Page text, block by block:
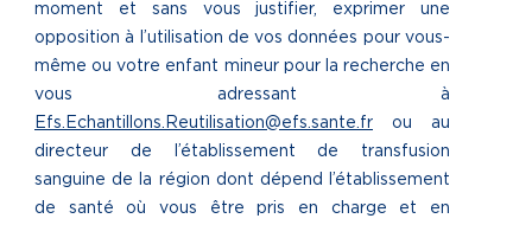
moment et sans vous justifier, exprimer une
opposition à l’utilisation de vos données pour vous-
même ou votre enfant mineur pour la recherche en
vous adressant à
Efs.Echantillons.Reutilisation@efs.sante.fr ou au
directeur de l’établissement de transfusion
sanguine de la région dont dépend l’établissement
de santé où vous être pris en charge et en